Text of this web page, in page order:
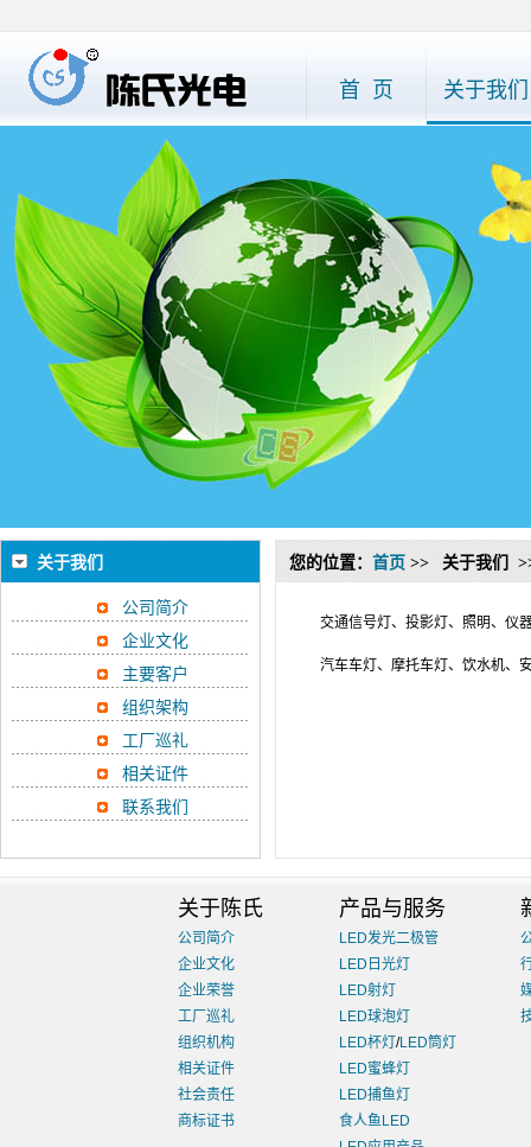
首 页 关于我们
关于我们
公司简介
企业文化
主要客户
组织架构
工厂巡礼
相关证件
联系我们
您的位置： 首页 >> 关于我们
交通信号灯、投影灯、照明、仪
汽车车灯、 摩托车灯、饮水机、
关于陈氏
公司简介
企业文化
企业荣誉
工厂巡礼
组织机构
相关证件
社会责任
商标证书
产品与服务
LED发光二极管
LED日光灯
LED射灯
LED球泡灯
LED杯灯 /LED筒灯
LED蜜蜂灯
LED捕鱼灯
食人鱼LED